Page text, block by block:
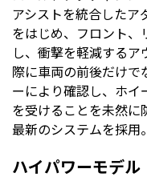
アシストを統合したア
をはじめ、フロント
し、衝撃を軽減する
際に車両の前後だけで
ーにより確認し、ホ
を受けることを未然に
最新のシステムを採用。
ハイパワーモデル